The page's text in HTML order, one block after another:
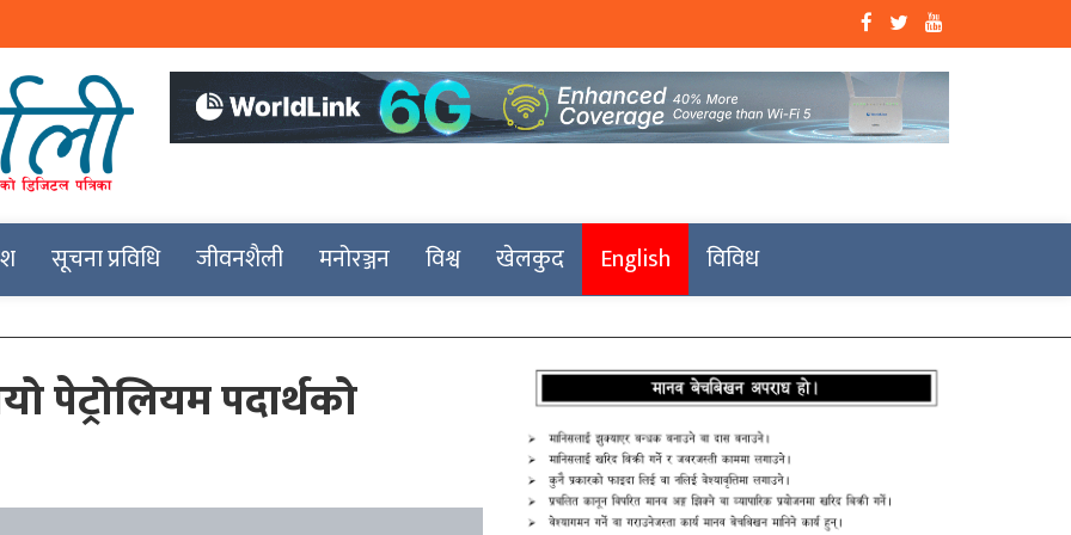
सूचना प्रविधि जीवनशैली मनोरञ्जन विश्व खेलकुद English विविध
पेट्रोलियम पदार्थको